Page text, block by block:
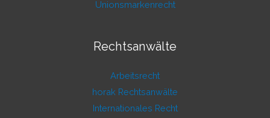
Unionsmarkenrecht
Rechtsanwälte
Arbeitsrecht
horak Rechtsanwälte
Internationales Recht